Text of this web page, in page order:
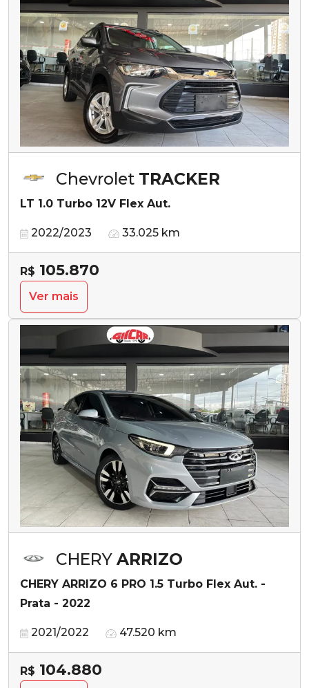
Chevrolet TRACKER
LT 1.0 Turbo 12V Flex Aut.
2022/2023 33.025 km
R$ 105.870
Ver mais
CHERY ARRIZO
CHERY ARRIZO 6 PRO 1.5 Turbo Flex Aut. -
Prata - 2022
2021/2022 47.520 km
R$ 104.880